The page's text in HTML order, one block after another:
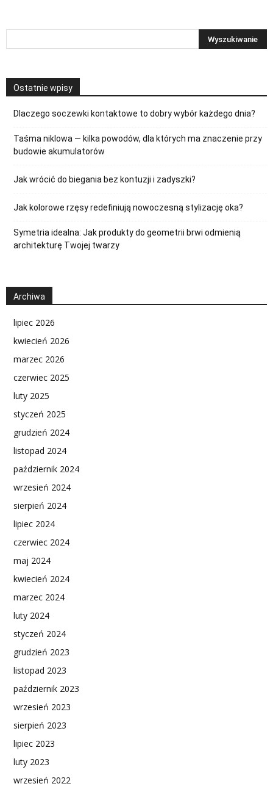
Ostatnie wpisy
Dlaczego soczewki kontaktowe to dobry wybór każdego dnia?
Taśma niklowa — kilka powodów, dla których ma znaczenie przy
budowie akumulatorów
Jak wrócić do biegania bez kontuzji i zadyszki?
Jak kolorowe rzęsy redefiniują nowoczesną stylizację oka?
Symetria idealna: Jak produkty do geometrii brwi odmienią
architekturę Twojej twarzy
Archiwa
lipiec 2026
kwiecień 2026
marzec 2026
czerwiec 2025
luty 2025
styczeń 2025
grudzień 2024
listopad 2024
październik 2024
wrzesień 2024
sierpień 2024
lipiec 2024
czerwiec 2024
maj 2024
kwiecień 2024
marzec 2024
luty 2024
styczeń 2024
grudzień 2023
listopad 2023
październik 2023
wrzesień 2023
sierpień 2023
lipiec 2023
luty 2023
wrzesień 2022